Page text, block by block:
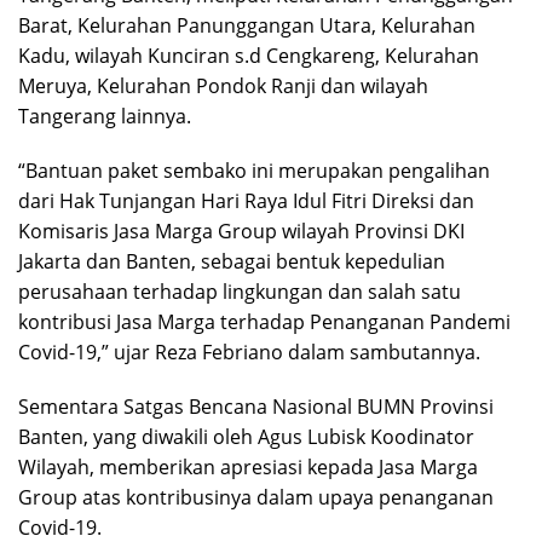
Barat, Kelurahan Panunggangan Utara, Kelurahan
Kadu, wilayah Kunciran s.d Cengkareng, Kelurahan
Meruya, Kelurahan Pondok Ranji dan wilayah
Tangerang lainnya.
“Bantuan paket sembako ini merupakan pengalihan
dari Hak Tunjangan Hari Raya Idul Fitri Direksi dan
Komisaris Jasa Marga Group wilayah Provinsi DKI
Jakarta dan Banten, sebagai bentuk kepedulian
perusahaan terhadap lingkungan dan salah satu
kontribusi Jasa Marga terhadap Penanganan Pandemi
Covid-19,” ujar Reza Febriano dalam sambutannya.
Sementara Satgas Bencana Nasional BUMN Provinsi
Banten, yang diwakili oleh Agus Lubisk Koodinator
Wilayah, memberikan apresiasi kepada Jasa Marga
Group atas kontribusinya dalam upaya penanganan
Covid-19.